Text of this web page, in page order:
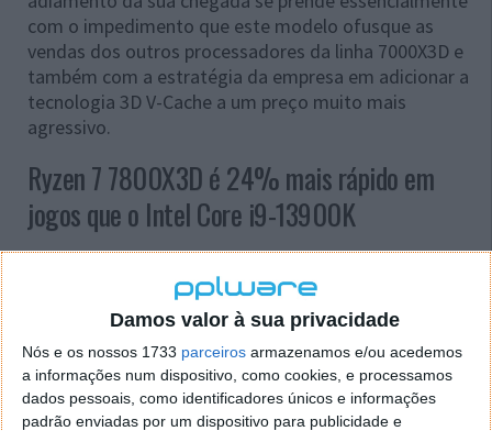
Damos valor à sua privacidade
Nós e os nossos 1733 parceiros armazenamos e/ou acedemos
a informações num dispositivo, como cookies, e processamos
dados pessoais, como identificadores únicos e informações
padrão enviadas por um dispositivo para publicidade e
com o impedimento que este modelo ofusque as
vendas dos outros processadores da linha 7000X3D e
também com a estratégia da empresa em adicionar a
tecnologia 3D V-Cache a um preço muito mais
agressivo.
Ryzen 7 7800X3D é 24% mais rápido em
jogos que o Intel Core i9-13900K
Os testes já realizados mostram resultados
impressionantes, uma vez que este Ryzen 7 7800X3D
consegue ser até 30% mais rápido do que o
antecessor Ryzen 7 5800X3D, nomeadamente no
jogo DOTA 2, sendo 23% mais rápido no CS:GO; 22%
no Warhammer: Dawn of War II; e 21% no Rainbow
Six Siege é de 21%.